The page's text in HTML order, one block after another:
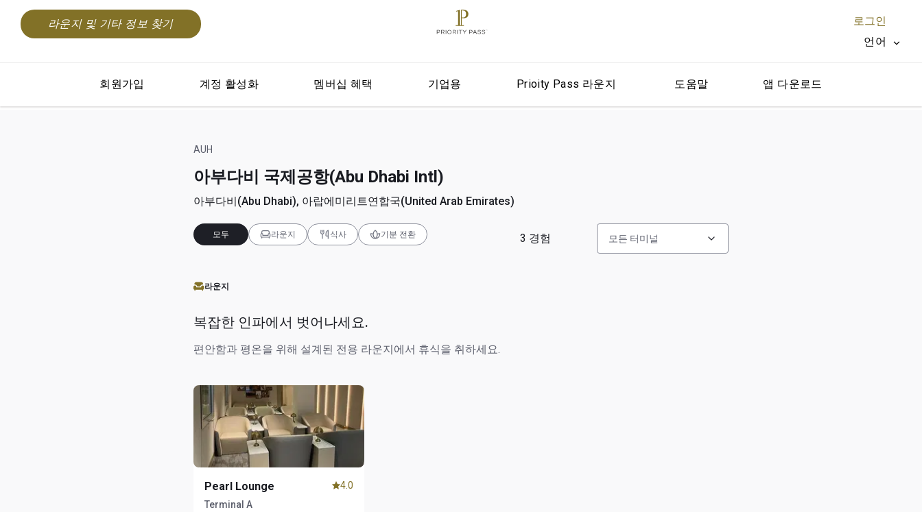
라운지 및 기타 정보 찾기
로그인
언어
회원가입 계정 활성화 멤버십 혜택 기업용 Prioity Pass 라운지 도움말 앱 다운로드
AUH
아부다비 국제공항(Abu Dhabi Intl)
아부다비(Abu Dhabi), 아랍에미리트연합국(United Arab Emirates)
모두 라운지 식사 기분 전환 3 경험 모든 터미널
라운지
복잡한 인파에서 벗어나세요.
편안함과 평온을 위해 설계된 전용 라운지에서 휴식을 취하세요.
Pearl Lounge
Terminal A
4.0